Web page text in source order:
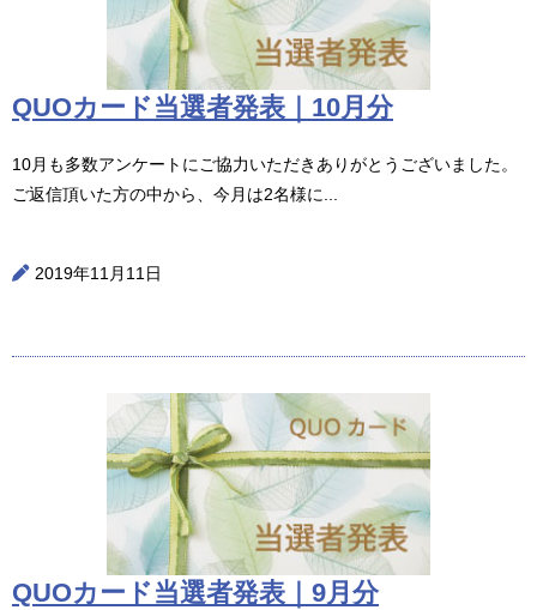
QUOカード当選者発表｜10月分
10月も多数アンケートにご協力いただきありがとうございました。
ご返信頂いた方の中から、今月は2名様に...
2019年11月11日
QUOカード当選者発表｜9月分